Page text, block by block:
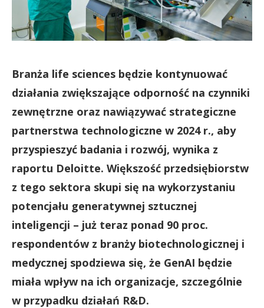
Branża life sciences będzie kontynuować
działania zwiększające odporność na czynniki
zewnętrzne oraz nawiązywać strategiczne
partnerstwa technologiczne w 2024 r., aby
przyspieszyć badania i rozwój, wynika z
raportu Deloitte. Większość przedsiębiorstw
z tego sektora skupi się na wykorzystaniu
potencjału generatywnej sztucznej
inteligencji – już teraz ponad 90 proc.
respondentów z branży biotechnologicznej i
medycznej spodziewa się, że GenAI będzie
miała wpływ na ich organizacje, szczególnie
w przypadku działań R&D.